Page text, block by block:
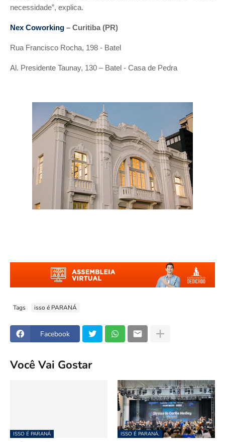
necessidade”, explica.
Nex Coworking – Curitiba (PR)
Rua Francisco Rocha, 198 - Batel
Al. Presidente Taunay, 130 – Batel - Casa de Pedra
Tags isso é PARANÁ
Facebook
Você Vai Gostar
ISSO É PARANÁ ISSO É PARANÁ.